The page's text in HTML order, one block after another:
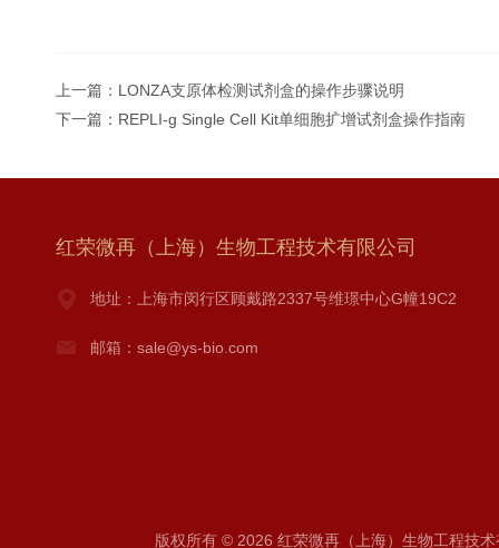
上一篇： LONZA支原体检测试剂盒的操作步骤说明
下一篇： REPLI-g Single Cell Kit单细胞扩增试剂盒操作指南
红荣微再（上海）生物工程技术有限公司
地址：上海市闵行区顾戴路2337号维璟中心G幢19C2
邮箱：sale@ys-bio.com
版权所有 © 2026 红荣微再（上海）生物工程技